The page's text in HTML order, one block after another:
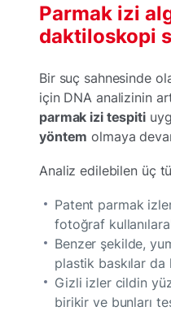
Parmak izi
daktiloskopi
Bir suç sahnesinde
için DNA analizinin
parmak izi tespiti
yöntem olmaya
Analiz edilebilen üç
Patent parmak
fotoğraf
Benzer şekilde,
plastik baskılar da
Gizli izler cildin
birikir ve bunları